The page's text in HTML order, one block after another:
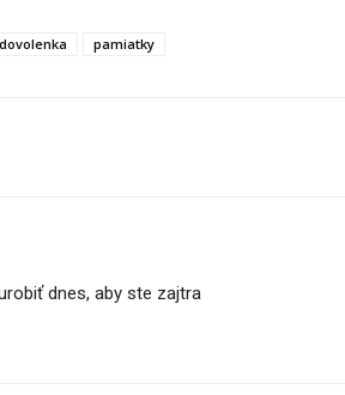
dovolenka pamiatky
dnes, aby ste zajtra